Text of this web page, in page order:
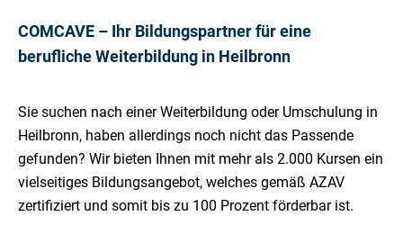
COMCAVE – Ihr Bildungspartner für eine
berufliche Weiterbildung in Heilbronn
Sie suchen nach einer Weiterbildung oder Umschulung in
Heilbronn, haben allerdings noch nicht das Passende
gefunden? Wir bieten Ihnen mit mehr als 2.000 Kursen ein
vielseitiges Bildungsangebot, welches gemäß AZAV
zertifiziert und somit bis zu 100 Prozent förderbar ist.